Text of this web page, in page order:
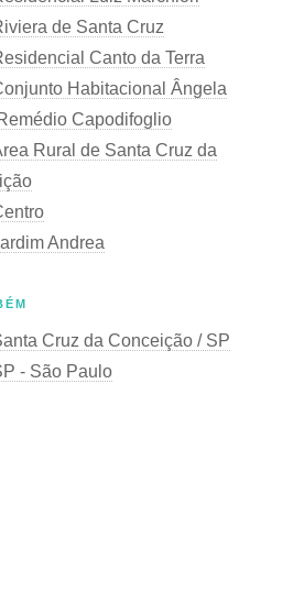
de Santa Cruz
Canto da Terra
Habitacional Ângela
Capodifoglio
Rural de Santa Cruz da
Andrea
Cruz da Conceição / SP
- São Paulo